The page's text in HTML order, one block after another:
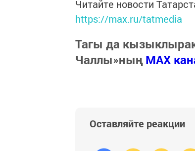
Читайте новости
https://max.ru/tatmedia
Тагы да
Чаллы»ныңMAX
Оставляйте реакции